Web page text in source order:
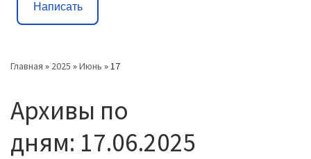
Написать
Главная » 2025 »Июнь »17
Архивы по
дням: 17.06.2025